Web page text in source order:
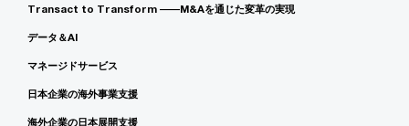
Transact to Transform ――M&Aを通じた変革の実現
データ＆AI
マネージドサービス
日本企業の海外事業支援
海外企業の日本展開支援